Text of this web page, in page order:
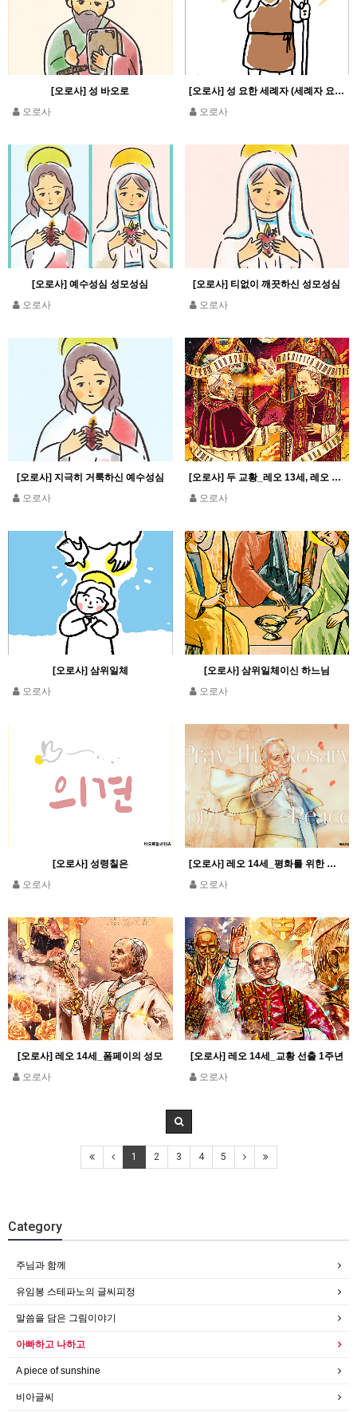
[오로사] 성 바오로
오로사
[오로사] 성 요한 세례자 (세례자 요한)
오로사
[오로사] 예수성심 성모성심
오로사
[오로사] 티없이 깨끗하신 성모성심
오로사
[오로사] 지극히 거룩하신 예수성심
오로사
[오로사] 두 교황_레오 13세, 레오 14세
오로사
[오로사] 삼위일체
오로사
[오로사] 삼위일체이신 하느님
오로사
[오로사] 성령칠은
오로사
[오로사] 레오 14세_평화를 위한 묵주기도
오로사
[오로사] 레오 14세_폼페이의 성모
오로사
[오로사] 레오 14세_교황 선출 1주년
오로사
1 2 3 4 5
Category
주님과 함께
유임봉 스테파노의 글씨피정
말씀을 담은 그림이야기
아빠하고 나하고
A piece of sunshine
비아글씨